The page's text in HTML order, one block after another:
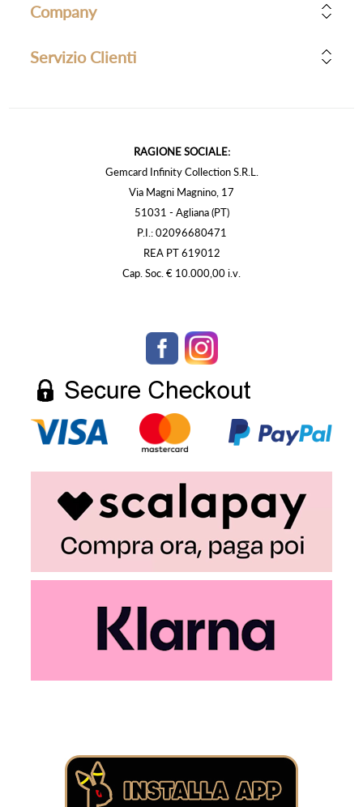
Company
Servizio Clienti
RAGIONE SOCIALE:
Gemcard Infinity Collection S.R.L.
Via Magni Magnino, 17
51031 - Agliana (PT)
P.I.: 02096680471
REA PT 619012
Cap. Soc. € 10.000,00 i.v.